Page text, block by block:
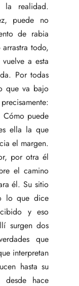
la realidad.
puede no
de rabia
todo,
a esta
Por todas
que va bajo
Cómo puede
ella la que
el margen.
por otra él
el camino
él. Su sitio
lo que dice
y eso
surgen dos
que
interpretan
hasta su
desde hace